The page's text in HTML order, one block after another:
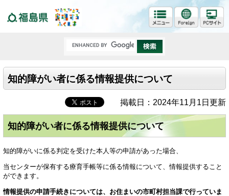
知的障がい者に係る情報提供について
掲載日：2024年11月1日更新
知的障がい者に係る情報提供について
知的障がいに係る判定を受けた本人等の申請があった場合、
当センターが保有する療育手帳等に係る情報について、情報提供すること
ができます。
情報提供の申請手続きについては、お住まいの市町村担当課で行っていま